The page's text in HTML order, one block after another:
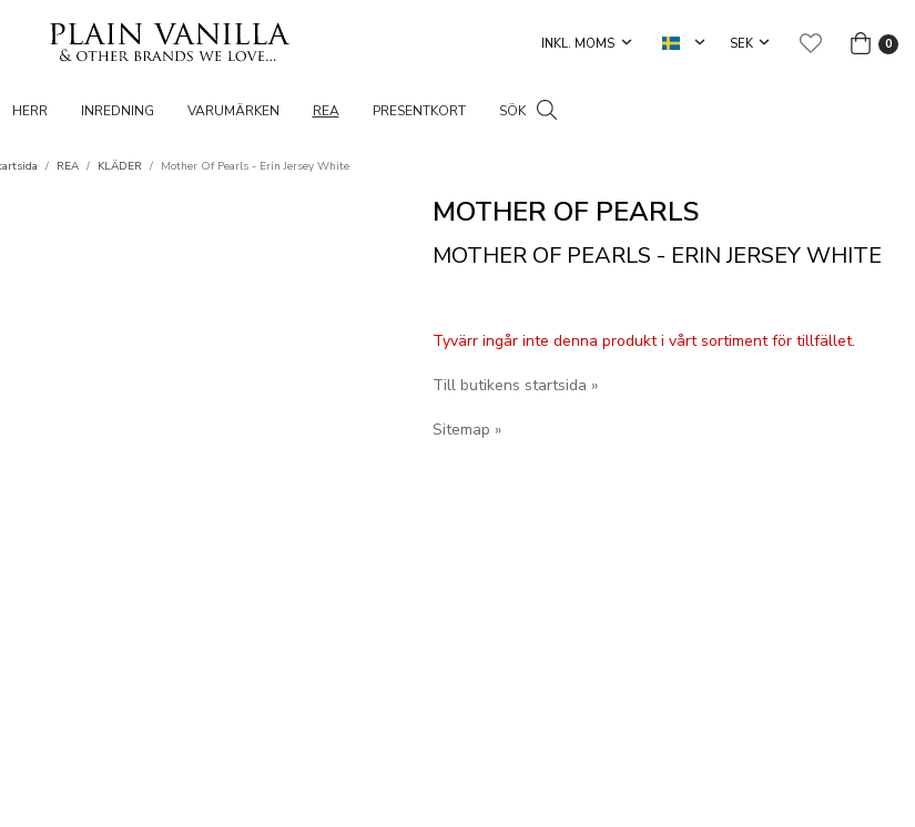
0
HERR INREDNING VARUMÄRKEN REA PRESENTKORT SÖK
/ REA / KLÄDER / Mother Of Pearls - Erin Jersey White
MOTHER OF PEARLS
MOTHER OF PEARLS - ERIN JERSEY WHITE
Tyvärr ingår inte denna produkt i vårt sortiment för tillfället.
Till butikens startsida »
Sitemap »